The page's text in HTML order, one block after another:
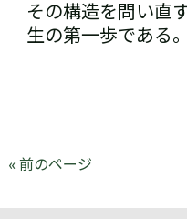
その構造を問い直
生の第一歩である。
« 前のページ